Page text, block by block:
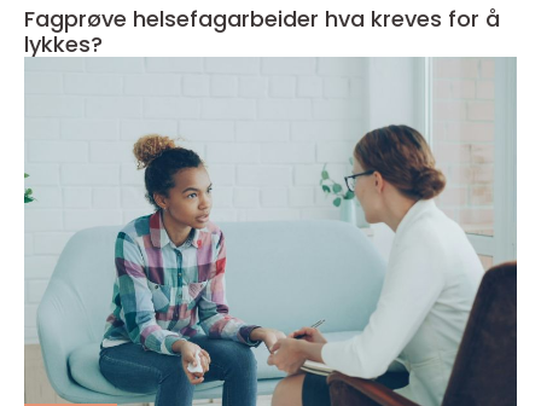
Fagprøve helsefagarbeider hva kreves for å
lykkes?